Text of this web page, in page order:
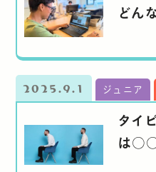
どん
2025.9.1 ジュニア
タイ
は○○